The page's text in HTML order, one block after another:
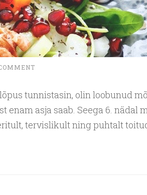
tunnistasin, olin loobunud
enam asja saab. Seega 6. nädal
tervislikult ning puhtalt